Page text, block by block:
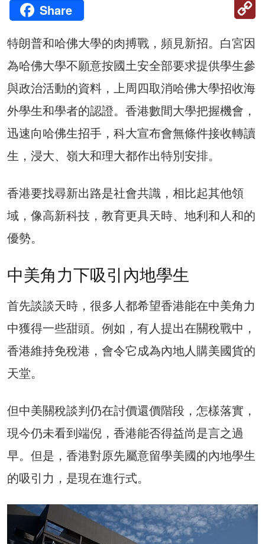
Share
特朗普和哈佛大學的肉搏戰，頻見新招。白宮因
為哈佛大學不願意按國土安全部要求提供學生參
與政治活動的資料，上周四取消哈佛大學招收海
外學生和學者的認證。香港數間大學把握機會，
迅速向哈佛生招手，科大宣布會無條件接收轉讀
生，浸大、嶺大和理大都作出特別安排。
香港要找尋新出路是社會共識，相比起其他領
域，像高新科技，教育更具天時、地利和人和的
優勢。
中美角力下吸引內地學生
首先談談天時，很多人都希望香港能在中美角力
中獲得一些甜頭。例如，有人提出在關稅戰中，
香港維持免稅港，會令它成為內地人購美國貨的
天堂。
但中美關稅談判仍在討價還價階段，怎樣落實，
現今仍未看到端倪，香港能否得益尚是言之過
早。但是，香港對原先屬意留學美國的內地學生
的吸引力，是現在進行式。